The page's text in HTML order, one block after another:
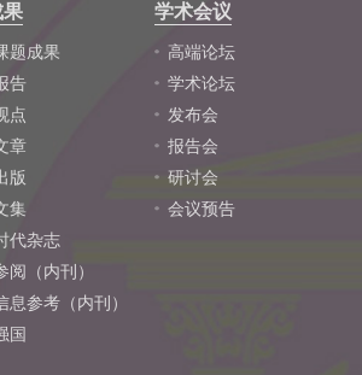
题成果
告
点
章
版
集
代杂志
阅（内刊）
息参考（内刊）
国
学术会议
高端论坛
学术论坛
发布会
报告会
研讨会
会议预告